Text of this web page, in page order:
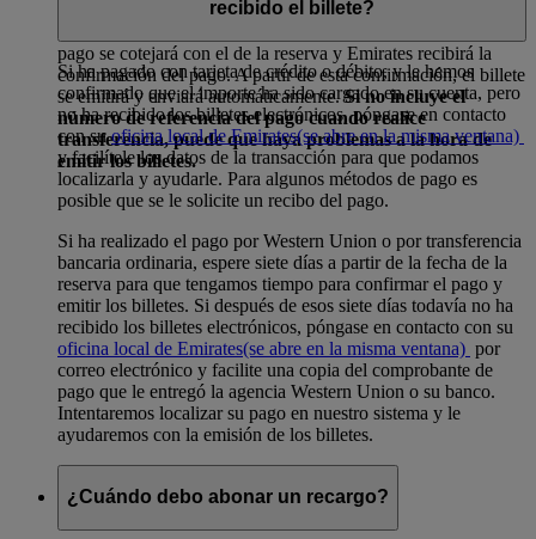
importante que incluya el número de referencia del pago
pago se cotejará con el de la reserva y Emirates recibirá la
confirmación del pago. A partir de esta confirmación, el billete
se emitirá y enviará automáticamente.Si no incluye el
número de referencia del pago cuando realice
transferencia, puede que haya problemas a la hora de
emitir los billetes.
recibido el billete?
Si ha pagado con tarjeta de crédito o débito, y le hemos
confirmado que el importe ha sido cargado en su cuenta, pero
no ha recibido los billetes electrónicos, póngase en contacto
con suoficina local de Emirates(se abre en la misma ventana)
y facilítele los datos de la transacción para que podamos
localizarla y ayudarle. Para algunos métodos de pago es
posible que se le solicite un recibo del pago.
Si ha realizado el pago por Western Union o por transferencia
bancaria ordinaria, espere siete días a partir de la fecha de la
reserva para que tengamos tiempo para confirmar el pago y
emitir los billetes. Si después de esos siete días todavía no ha
recibido los billetes electrónicos, póngase en contacto con su
oficina local de Emirates(se abre en la misma ventana) por
correo electrónico y facilite una copia del comprobante de
pago que le entregó la agencia Western Union o su banco.
Intentaremos localizar su pago en nuestro sistema y le
ayudaremos con la emisión de los billetes.
¿Cuándo debo abonar un recargo?